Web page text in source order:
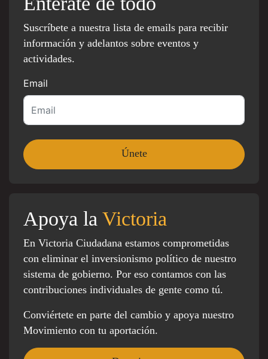
Suscríbete a nuestra lista de emails para recibir
información y adelantos sobre eventos y
actividades.
Email
Apoya la Victoria
En Victoria Ciudadana estamos comprometidas
con eliminar el inversionismo político de nuestro
sistema de gobierno. Por eso contamos con las
contribuciones individuales de gente como tú.
Conviértete en parte del cambio y apoya nuestro
Movimiento con tu aportación.